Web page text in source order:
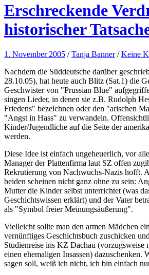
Erschreckende
historischer
1. November 2005 /Tanja Banner /Keine
Nachdem die Süddeutsche darüber
28.10.05), hat heute auch Blitz (Sat.1) die
Geschwister von "Prussian Blue"
singen Lieder, in denen sie z.B. Rudolph
Friedens" bezeichnen oder den "arischen
"Angst in Hass" zu verwandeln.
Kinder/Jugendliche auf die Seite der
werden.
Diese Idee ist einfach ungeheuerlich, vor
Manager der Plattenfirma laut SZ offen
Rekrutierung von Nachwuchs-Nazis hofft.
beiden scheinen nicht ganz ohne zu sein:
Mutter die Kinder selbst unterrichtet (was
Geschichtswissen erklärt) und der Vater
als "Symbol freier Meinungsäußerung".
Vielleicht sollte man den armen Mädchen
vernünftiges Geschichtsbuch zuschicken
Studienreise ins KZ Dachau (vorzugsweise
einen ehemaligen Insassen) dazuschenken.
sagen soll, weiß ich nicht, ich bin einfach